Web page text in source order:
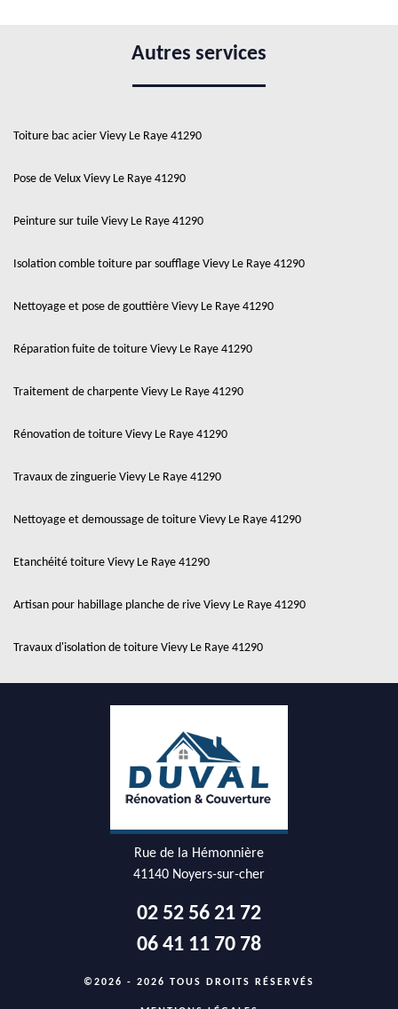
Autres services
Toiture bac acier Vievy Le Raye 41290
Pose de Velux Vievy Le Raye 41290
Peinture sur tuile Vievy Le Raye 41290
Isolation comble toiture par soufflage Vievy Le Raye 41290
Nettoyage et pose de gouttière Vievy Le Raye 41290
Réparation fuite de toiture Vievy Le Raye 41290
Traitement de charpente Vievy Le Raye 41290
Rénovation de toiture Vievy Le Raye 41290
Travaux de zinguerie Vievy Le Raye 41290
Nettoyage et demoussage de toiture Vievy Le Raye 41290
Etanchéité toiture Vievy Le Raye 41290
Artisan pour habillage planche de rive Vievy Le Raye 41290
Travaux d'isolation de toiture Vievy Le Raye 41290
Rue de la Hémonnière
41140 Noyers-sur-cher
02 52 56 21 72
06 41 11 70 78
©2026 - 2026 TOUS DROITS RÉSERVÉS